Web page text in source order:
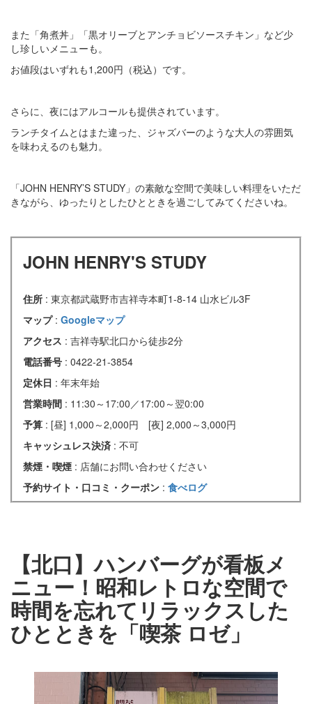
また「角煮丼」「黒オリーブとアンチョビソースチキン」など少
し珍しいメニューも。
お値段はいずれも1,200円（税込）です。
さらに、夜にはアルコールも提供されています。
ランチタイムとはまた違った、ジャズバーのような大人の雰囲気
を味わえるのも魅力。
「JOHN HENRY’S STUDY」の素敵な空間で美味しい料理をいただ
きながら、ゆったりとしたひとときを過ごしてみてくださいね。
JOHN HENRY'S STUDY
住所 : 東京都武蔵野市吉祥寺本町1-8-14 山水ビル3F
マップ : Googleマップ
アクセス : 吉祥寺駅北口から徒歩2分
電話番号 : 0422-21-3854
定休日 : 年末年始
営業時間 : 11:30～17:00／17:00～翌0:00
予算 : [昼] 1,000～2,000円 [夜] 2,000～3,000円
キャッシュレス決済 : 不可
禁煙・喫煙 : 店舗にお問い合わせください
予約サイト・口コミ・クーポン : 食べログ
【北口】ハンバーグが看板メ
ニュー！昭和レトロな空間で
時間を忘れてリラックスした
ひとときを「喫茶 ロゼ」